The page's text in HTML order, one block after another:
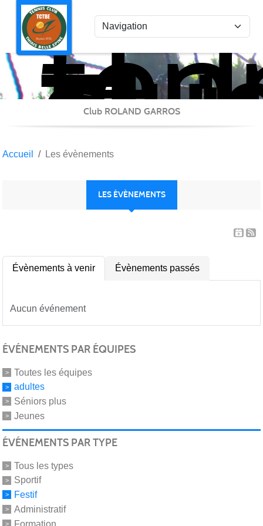
Club ROLAND GARROS
Accueil Les évènements
LES ÉVÈNEMENTS
Évènements à venir Évènements passés
Aucun événement
ÉVÉNEMENTS PAR ÉQUIPES
Toutes les équipes
adultes
Séniors plus
Jeunes
ÉVÉNEMENTS PAR TYPE
Tous les types
Sportif
Festif
Administratif
Formation
Panneau de gestion des cookies